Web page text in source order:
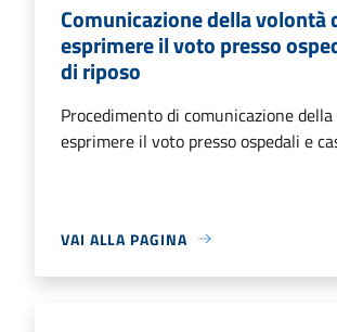
Comunicazione della volontà
esprimere il voto presso
di riposo
Procedimento di comunicazione
esprimere il voto presso ospedali e
VAI ALLA PAGINA